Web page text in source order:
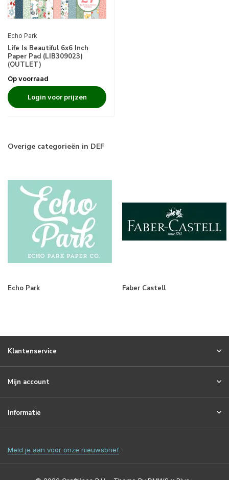
Echo Park
Life Is Beautiful 6x6 Inch
Paper Pad (LIB309023)
(OUTLET)
Op voorraad
Login voor prijzen
Overige categorieën in DEF
Echo Park Faber Castell
Klantenservice
Mijn account
Informatie
Meld je aan voor onze nieuwsbrief